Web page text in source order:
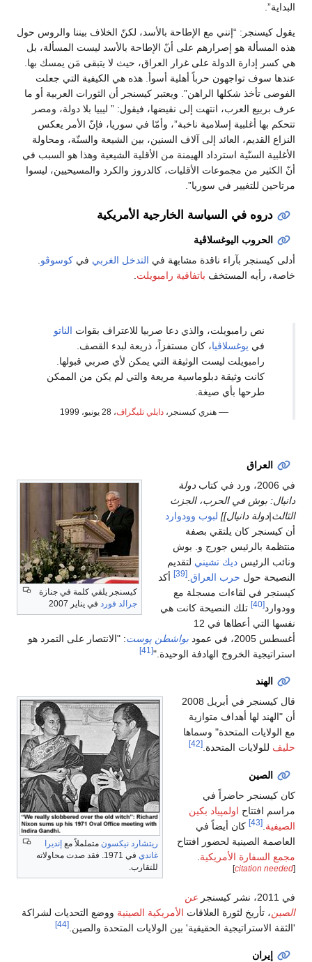
البداية”.
يقول كيسنجر: “إنني مع الإطاحة بالأسد، لكنّ الخلاف بيننا والروس حول
هذه المسألة هو إصرارهم على أنّ الإطاحة بالأسد ليست المسألة، بل
هي كسر إدارة الدولة على غرار العراق، حيث لا يتبقى مَن يمسك بها.
عندها سوف تواجهون حرباً أهلية أسوأ. هذه هي الكيفية التي جعلت
الفوضى تأخذ شكلها الراهن”. ويعتبر كيسنجر أن الثورات العربية أو ما
عرف بربيع العرب، انتهت إلى نقيضها، فيقول: ” ليبيا بلا دولة، ومصر
تتحكم بها أغلبية إسلامية ناخبة”، وأمّا في سوريا، فإنّ الأمر يعكس
النزاع القديم، العائد إلى آلاف السنين، بين الشيعة والسنّة، ومحاولة
الأغلبية السنّية استرداد الهيمنة من الأقلية الشيعية وهذا هو السبب في
أنّ الكثير من مجموعات الأقليات، كالدروز والكرد والمسيحيين، ليسوا
مرتاحين للتغيير في سوريا”.
دروه في السياسة الخارجية الأمريكية
الحروب اليوغسلاڤية
أدلى كيسنجر بآراء ناقدة مشابهة في التدخل الغربي في كوسوڤو.
خاصة، رأيه المستخف باتفاقية رامبويلت.
نص رامبويلت، والذي دعا صربيا للاعتراف بقوات الناتو
في يوغسلاڤيا، كان مستفزاً، ذريعة لبدء القصف.
رامبويلت ليست الوثيقة التي يمكن لأي صربي قبولها.
كانت وثيقة دبلوماسية مريعة والتي لم يكن من الممكن
طرحها بأي صيغة.
— هنري كيسنجر، دايلي تليگراف، 28 يونيو، 1999
العراق
كيسنجر يلقي كلمة في جنازة
جرالد فورد في يناير 2007
في 2006، ورد في كتاب
دولة
دانيال: بوش في الحرب، الجزث
الثالث|دولة دانيال]] لبوب وودوارد
أن كيسنجر كان يلتقي بصفة
منتظمة بالرئيس جورج و. بوش
ونائب الرئيس ديك تشيني لتقديم
النصيحة حول حرب العراق [39]
أكد
كيسنجر في لقاءات مسجلة مع
وودوارد [40]
تلك النصيحة كانت هي
نفسها التي أعطاها في 12
أغسطس 2005، في عمود
بواشطن پوست: "الانتصار على التمرد هو
استراتيجية الخروج الهادفة الوحيدة."[41]
الهند
ريتشارد نيكسون متململاً مع إنديرا
غاندي
في 1971. فقد صدت محاولاته
للتقارب.
قال كيسنجر في أبريل 2008
أن "الهند لها أهداف متوازية
مع الولايات المتحدة" وسماها
حليف للولايات المتحدة.[42]
الصين
كان كيسنجر حاضراً في
مراسم افتتاح اولمپياد بكين
الصيفية [43]
كان أيضاً في
العاصمة الصينية لحضور افتتاح
مجمع السفارة الأمريكية
[
citation needed
]
في 2011، نشر كيسنجر
عن
الصين، تأريخ لثورة العلاقات الأمريكية الصينية ووضع التحديات لشراكة
'الثقة الاستراتيجية الحقيقية' بين الولايات المتحدة والصين. [44]
إيران